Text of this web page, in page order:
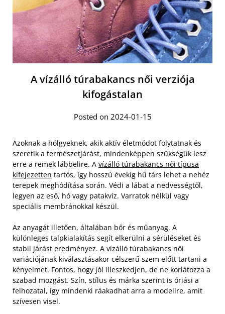
A vízálló túrabakancs női verziója
kifogástalan
Posted on 2024-01-15
Azoknak a hölgyeknek, akik aktív életmódot folytatnak és
szeretik a természetjárást, mindenképpen szükségük lesz
erre a remek lábbelire. A vízálló túrabakancs női típusa
kifejezetten tartós, így hosszú évekig hű társ lehet a nehéz
terepek meghódítása során. Védi a lábat a nedvességtől,
legyen az eső, hó vagy patakvíz. Varratok nélkül vagy
speciális membránokkal készül.
Az anyagát illetően, általában bőr és műanyag. A
különleges talpkialakítás segít elkerülni a sérüléseket és
stabil járást eredményez. A vízálló túrabakancs női
variációjának kiválasztásakor célszerű szem előtt tartani a
kényelmet. Fontos, hogy jól illeszkedjen, de ne korlátozza a
szabad mozgást. Szín, stílus és márka szerint is óriási a
felhozatal, így mindenki ráakadhat arra a modellre, amit
szívesen visel.